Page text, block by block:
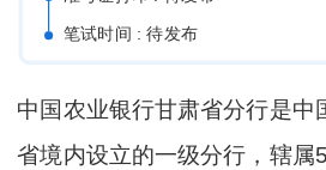
笔试时间 : 待发布
中国农业银行甘肃省分行是中
省境内设立的一级分行，辖属